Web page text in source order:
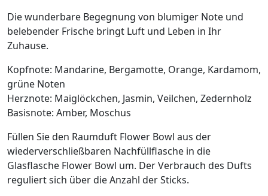
Die wunderbare Begegnung von blumiger Note und
belebender Frische bringt Luft und Leben in Ihr
Zuhause.
Kopfnote: Mandarine, Bergamotte, Orange, Kardamom,
grüne Noten
Herznote: Maiglöckchen, Jasmin, Veilchen, Zedernholz
Basisnote: Amber, Moschus
Füllen Sie den Raumduft Flower Bowl aus der
wiederverschließbaren Nachfüllflasche in die
Glasflasche Flower Bowl um. Der Verbrauch des Dufts
reguliert sich über die Anzahl der Sticks.